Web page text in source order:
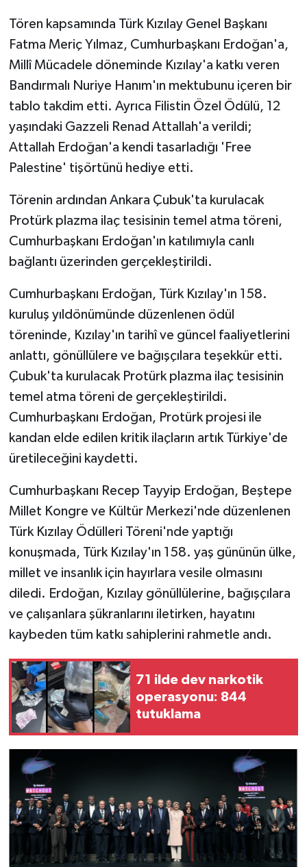
Tören kapsamında Türk Kızılay Genel Başkanı
Fatma Meriç Yılmaz, Cumhurbaşkanı Erdoğan'a,
Millî Mücadele döneminde Kızılay'a katkı veren
Bandırmalı Nuriye Hanım'ın mektubunu içeren bir
tablo takdim etti. Ayrıca Filistin Özel Ödülü, 12
yaşındaki Gazzeli Renad Attallah'a verildi;
Attallah Erdoğan'a kendi tasarladığı 'Free
Palestine' tişörtünü hediye etti.
Törenin ardından Ankara Çubuk'ta kurulacak
Protürk plazma ilaç tesisinin temel atma töreni,
Cumhurbaşkanı Erdoğan'ın katılımıyla canlı
bağlantı üzerinden gerçekleştirildi.
Cumhurbaşkanı Erdoğan, Türk Kızılay'ın 158.
kuruluş yıldönümünde düzenlenen ödül
töreninde, Kızılay'ın tarihî ve güncel faaliyetlerini
anlattı, gönüllülere ve bağışçılara teşekkür etti.
Çubuk'ta kurulacak Protürk plazma ilaç tesisinin
temel atma töreni de gerçekleştirildi.
Cumhurbaşkanı Erdoğan, Protürk projesi ile
kandan elde edilen kritik ilaçların artık Türkiye'de
üretileceğini kaydetti.
Cumhurbaşkanı Recep Tayyip Erdoğan, Beştepe
Millet Kongre ve Kültür Merkezi'nde düzenlenen
Türk Kızılay Ödülleri Töreni'nde yaptığı
konuşmada, Türk Kızılay'ın 158. yaş gününün ülke,
millet ve insanlık için hayırlara vesile olmasını
diledi. Erdoğan, Kızılay gönüllülerine, bağışçılara
ve çalışanlara şükranlarını iletirken, hayatını
kaybeden tüm katkı sahiplerini rahmetle andı.
71 ilde dev narkotik
operasyonu: 844
tutuklama